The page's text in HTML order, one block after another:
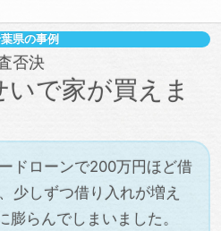
葉県の事例
否決
で家が買えま
ドローンで200万円ほど借
少しずつ借り入れが増え
らんでしまいました。